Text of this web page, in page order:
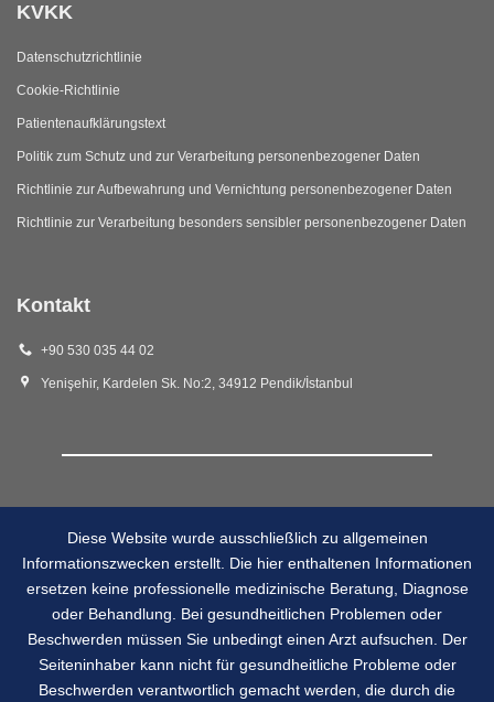
KVKK
Datenschutzrichtlinie
Cookie-Richtlinie
Patientenaufklärungstext
Politik zum Schutz und zur Verarbeitung personenbezogener Daten
Richtlinie zur Aufbewahrung und Vernichtung personenbezogener Daten
Richtlinie zur Verarbeitung besonders sensibler personenbezogener Daten
Kontakt
+90 530 035 44 02
Yenişehir, Kardelen Sk. No:2, 34912 Pendik/İstanbul
Diese Website wurde ausschließlich zu allgemeinen
Informationszwecken erstellt. Die hier enthaltenen Informationen
ersetzen keine professionelle medizinische Beratung, Diagnose
oder Behandlung. Bei gesundheitlichen Problemen oder
Beschwerden müssen Sie unbedingt einen Arzt aufsuchen. Der
Seiteninhaber kann nicht für gesundheitliche Probleme oder
Beschwerden verantwortlich gemacht werden, die durch die